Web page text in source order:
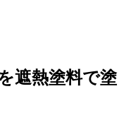
遮熱塗料で塗